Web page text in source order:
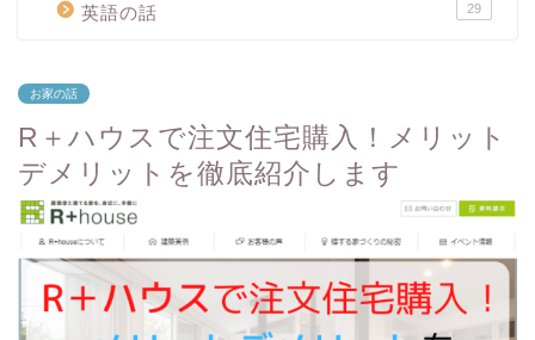
英語の話 29
お家の話
R＋ハウスで注文住宅購入！メリット
デメリットを徹底紹介します